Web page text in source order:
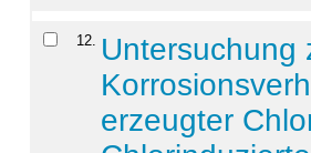
12
Untersuchung
erzeugter